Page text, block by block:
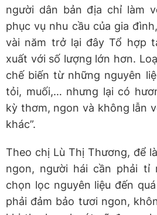
người dân bản địa chỉ làm
phục vụ nhu cầu của gia
vài năm trở lại đây Tổ hợp
xuất với số lượng lớn hơn.
chế biến từ những nguyên
tỏi, muối,… nhưng lại có
kỳ thơm, ngon và không lẫn
khác”.
Theo chị Lù Thị Thương, để
ngon, người hái cần phải tỉ
chọn lọc nguyên liệu đến
phải đảm bảo tươi ngon,